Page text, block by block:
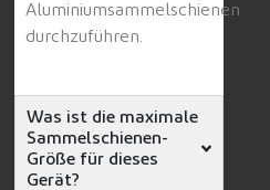
Aluminiumsammelschienen
durchzuführen.
Was ist die maximale
Sammelschienen-
Größe für dieses
Gerät?